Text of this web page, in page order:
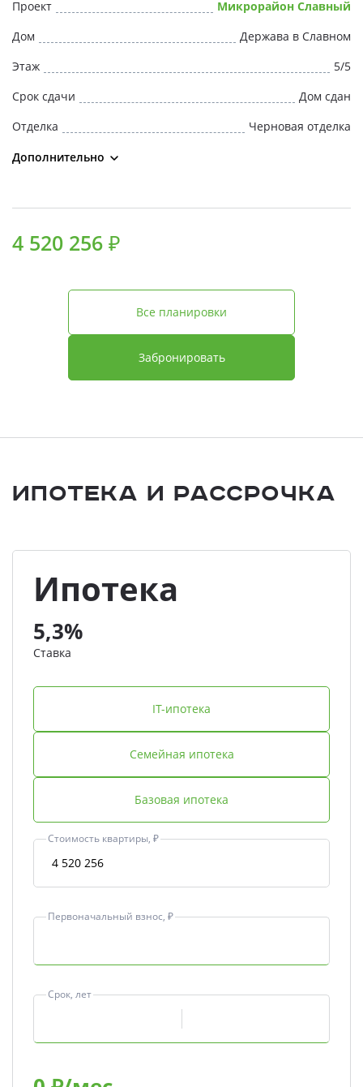
Проект
Микрорайон Славный
Дом
Держава в Славном
Этаж
5/5
Срок сдачи
Дом сдан
Отделка
Черновая отделка
Дополнительно
4 520 256 ₽
Забронировать
Все планировки
Ипотека и Рассрочка
Ипотека
5,3%
Ставка
IT-ипотека
Семейная ипотека
Базовая ипотека
Стоимость квартиры, ₽
Первоначальный взнос, ₽
Срок, лет